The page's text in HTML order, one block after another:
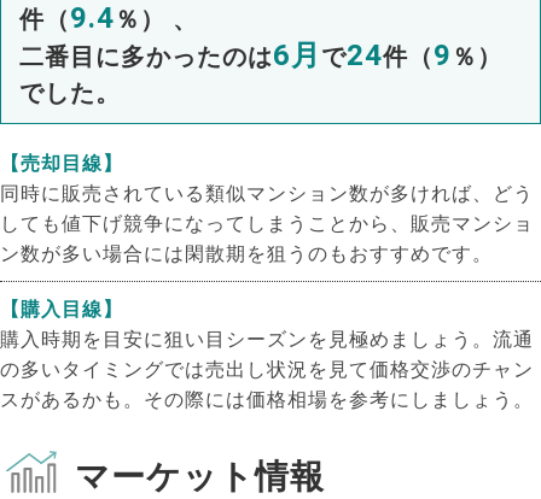
件（9.4 ％） 、
二番目に多かったのは6月 で24件（9 ％）
でした。
【売却目線】
同時に販売されている類似マンション数が多ければ、どう
しても値下げ競争になってしまうことから、販売マンショ
ン数が多い場合には閑散期を狙うのもおすすめです。
【購入目線】
購入時期を目安に狙い目シーズンを見極めましょう。流通
の多いタイミングでは売出し状況を見て価格交渉のチャン
スがあるかも。その際には価格相場を参考にしましょう。
マーケット情報